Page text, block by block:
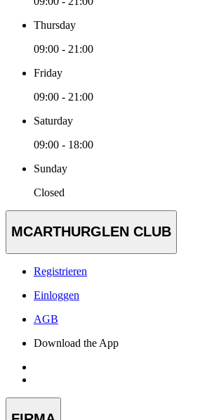
Thursday
09:00 - 21:00
Friday
09:00 - 21:00
Saturday
09:00 - 18:00
Sunday
Closed
MCARTHURGLEN CLUB
Registrieren
Einloggen
AGB
Download the App